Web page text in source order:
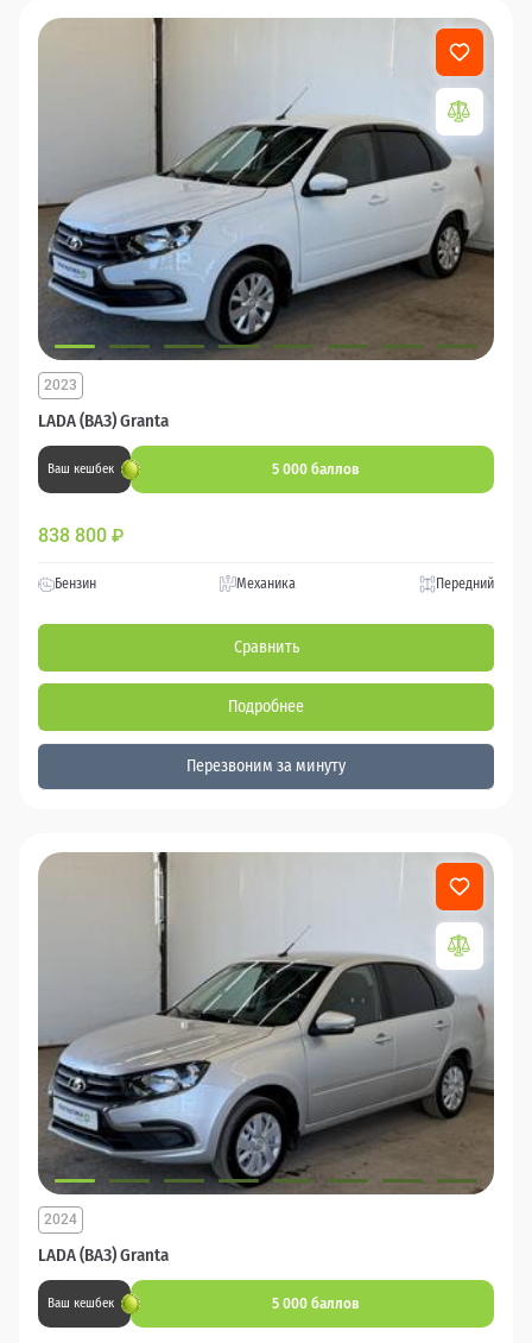
LADA (ВАЗ) Granta
2023
Ваш кешбек 5 000 баллов
838 800 ₽
Бензин Механика Передний
Сравнить
Подробнее
Перезвоним за минуту
LADA (ВАЗ) Granta
2024
Ваш кешбек 5 000 баллов